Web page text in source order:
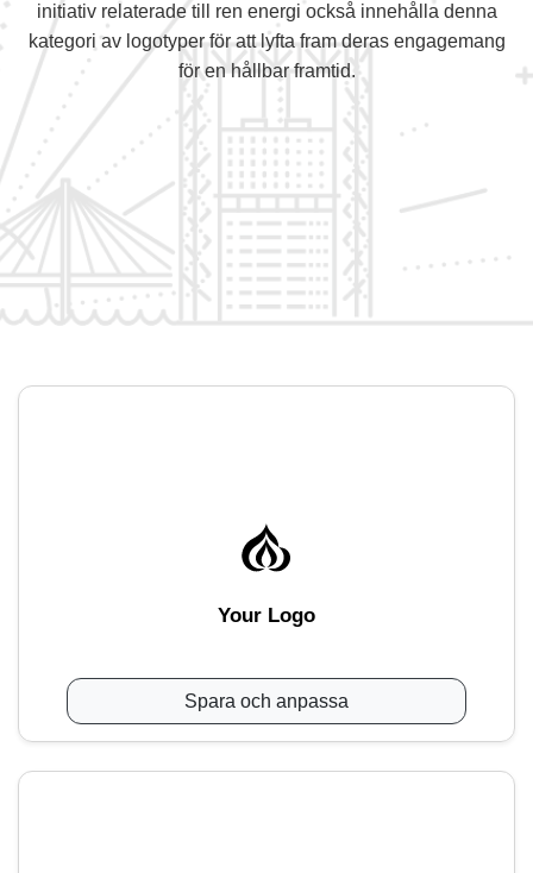
initiativ relaterade till ren energi också innehålla denna
kategori av logotyper för att lyfta fram deras engagemang
för en hållbar framtid.
Your Logo
Spara och anpassa